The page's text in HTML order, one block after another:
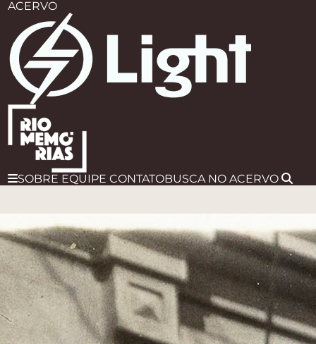
ACERVO
SOBRE EQUIPE CONTATOBUSCA NO ACERVO